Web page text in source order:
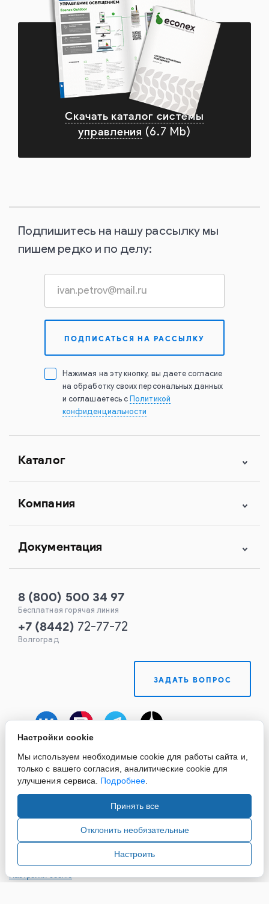
Скачать каталог системы
управления (6.7 Mb)
Подпишитесь на нашу рассылку мы
пишем редко и по делу:
Нажимая на эту кнопку, вы даете согласие
на обработку своих персональных данных
и соглашаетесь с Политикой
конфиденциальности
Каталог
Компания
Документация
8 (800) 500 34 97
Бесплатная горячая линия
+7 (8442) 72-77-72
Волгоград
ЗАДАТЬ ВОПРОС
информации и материалов сайта, ссылка на источник
обязательна.
Настройки cookie
Настройки cookie
Мы используем необходимые cookie для работы сайта и,
только с вашего согласия, аналитические cookie для
улучшения сервиса. Подробнее.
Принять все
Отклонить необязательные
Настроить